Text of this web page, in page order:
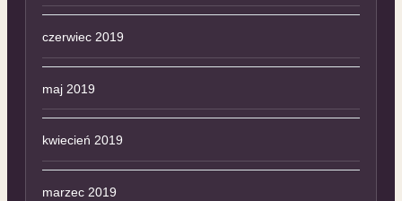
czerwiec 2019
maj 2019
kwiecień 2019
marzec 2019